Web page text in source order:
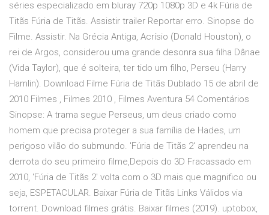
séries especializado em bluray 720p 1080p 3D e 4k Fúria de
Titãs Fúria de Titãs. Assistir trailer Reportar erro. Sinopse do
Filme. Assistir. Na Grécia Antiga, Acrísio (Donald Houston), o
rei de Argos, considerou uma grande desonra sua filha Dânae
(Vida Taylor), que é solteira, ter tido um filho, Perseu (Harry
Hamlin). Download Filme Fúria de Titãs Dublado 15 de abril de
2010 Filmes , Filmes 2010 , Filmes Aventura 54 Comentários
Sinopse: A trama segue Perseus, um deus criado como
homem que precisa proteger a sua família de Hades, um
perigoso vilão do submundo. 'Fúria de Titãs 2' aprendeu na
derrota do seu primeiro filme,Depois do 3D Fracassado em
2010, 'Fúria de Titãs 2' volta com o 3D mais que magnifico ou
seja, ESPETACULAR. Baixar Fúria de Titãs Links Válidos via
torrent. Download filmes grátis. Baixar filmes (2019). uptobox,